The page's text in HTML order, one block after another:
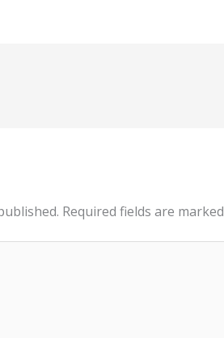
Required fields are marked